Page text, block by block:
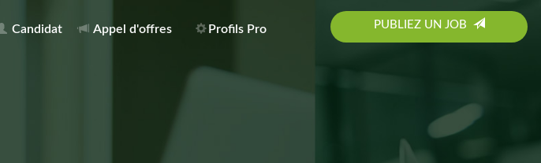
Candidat Appel d'offres Profils Pro PUBLIEZ UN JOB